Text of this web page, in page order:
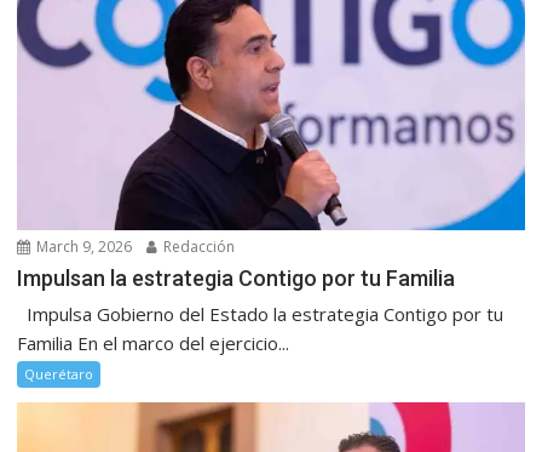
March 9, 2026 Redacción
Impulsan la estrategia Contigo por tu Familia
Impulsa Gobierno del Estado la estrategia Contigo por tu
Familia En el marco del ejercicio...
Querétaro